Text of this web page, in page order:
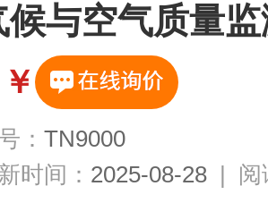
候与空气质量
￥
： TN9000
时间： 2025-08-28 | 阅